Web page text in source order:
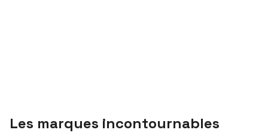
Les marques incontournables